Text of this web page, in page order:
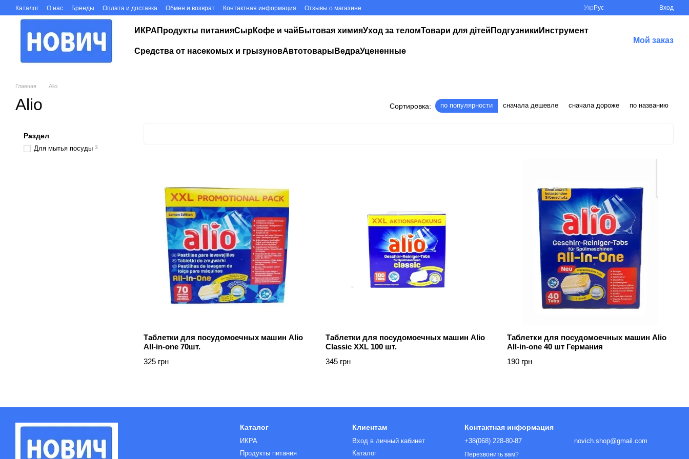
Перейти к основному контенту
Каталог О нас Бренды Оплата и доставка Обмен и возврат Контактная информация Отзывы о магазине Укр Рус Вход
ИКРА Продукты питанияСырКофе и чай Бытовая химияУход за теломТовари для дітей Подгузники Инструмент
Средства от насекомых и грызуновАвтотовары ВедраУцененные
Мой заказ
Главная Alio
Alio Сортировка: по популярности сначала дешевле сначала дороже по названию
Таблетки для посудомоечных машин Alio
All-in-one 70шт.
325 грн
Таблетки для посудомоечных машин Alio
Classic XXL 100 шт.
345 грн
Таблетки для посудомоечных машин Alio
All-in-one 40 шт Германия
190 грн
Раздел
Для мытья посуды 3
Каталог
ИКРА
Продукты питания
Клиентам
Вход в личный кабинет
Каталог
Контактная информация
+38(068) 228-80-87
Перезвонить вам?
novich.shop@gmail.com